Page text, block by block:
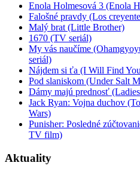
Enola Holmesová 3 (Enola
Falošné pravdy (Los
Malý brat (Little Brother)
1670 (TV seriál)
My vás naučíme
seriál)
Nájdem si ťa (I Will Find
Pod slaniskom (Under Salt
Dámy majú prednosť
Jack Ryan: Vojna duchov
Wars)
Punisher: Posledné
TV film)
Aktuality